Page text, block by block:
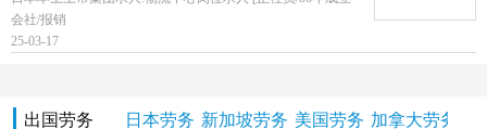
会社/报销
25-03-17
出国劳务 日本劳务 新加坡劳务 美国劳务 加拿大劳务